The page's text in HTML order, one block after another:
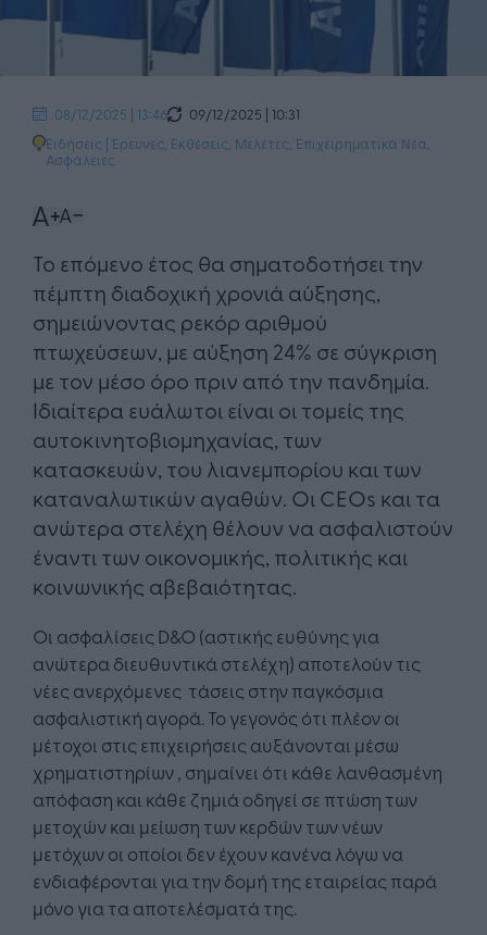
08/12/2025 | 13:46
09/12/2025 | 10:31
Ειδήσεις |Έρευνες, Εκθέσεις, Μελέτες Επιχειρηματικά Νέα
Ασφάλειες
Το επόμενο έτος θα σηματοδοτήσει την
πέμπτη διαδοχική χρονιά αύξησης,
σημειώνοντας ρεκόρ αριθμού
πτωχεύσεων, με αύξηση 24% σε σύγκριση
με τον μέσο όρο πριν από την πανδημία.
Ιδιαίτερα ευάλωτοι είναι οι τομείς της
αυτοκινητοβιομηχανίας, των
κατασκευών, του λιανεμπορίου και των
καταναλωτικών αγαθών. Οι CEOs και τα
ανώτερα στελέχη θέλουν να ασφαλιστούν
έναντι των οικονομικής, πολιτικής και
κοινωνικής αβεβαιότητας.
Oι ασφαλίσεις D&O (αστικής ευθύνης για
ανώτερα διευθυντικά στελέχη) αποτελούν τις
νέες ανερχόμενες τάσεις στην παγκόσμια
ασφαλιστική αγορά. Το γεγονός ότι πλέον οι
μέτοχοι στις επιχειρήσεις αυξάνονται μέσω
χρηματιστηρίων , σημαίνει ότι κάθε λανθασμένη
απόφαση και κάθε ζημιά οδηγεί σε πτώση των
μετοχών και μείωση των κερδών των νέων
μετόχων οι οποίοι δεν έχουν κανένα λόγω να
ενδιαφέρονται για την δομή της εταιρείας παρά
μόνο για τα αποτελέσματά της.